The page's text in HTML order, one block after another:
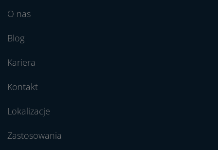
O nas
Blog
Kariera
Kontakt
Lokalizacje
Zastosowania